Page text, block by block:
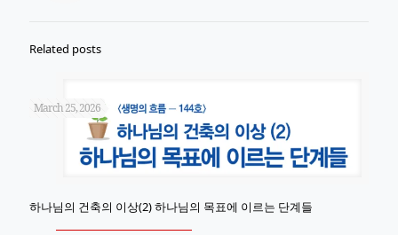
Related posts
March 25, 2026
하나님의 건축의 이상(2) 하나님의 목표에 이르는 단계들